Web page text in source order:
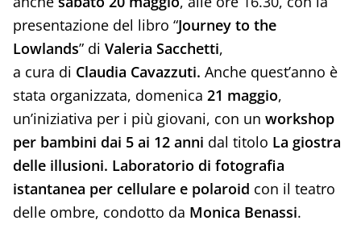
presentazione del libro “Journey to the
Lowlands” di Valeria Sacchetti,
a cura di Claudia Cavazzuti. Anche quest’anno è
stata organizzata, domenica 21 maggio,
un’iniziativa per i più giovani, con un workshop
per bambini dai 5 ai 12 anni dal titolo La giostra
delle illusioni. Laboratorio di fotografia
istantanea per cellulare e polaroid con il teatro
delle ombre, condotto da Monica Benassi.